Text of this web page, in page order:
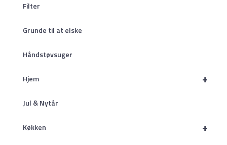
Filter
Grunde til at elske
Håndstøvsuger
+
Hjem
Jul & Nytår
+
Køkken